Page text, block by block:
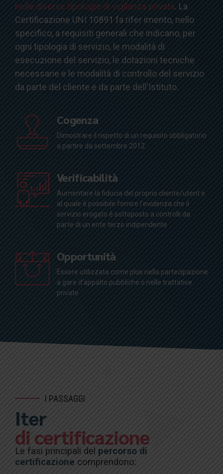
nelle diverse tipologie di vigilanza privata. La
Certificazione UNI 10891 fa rifer imento, nello
specifico, a requisiti generali che indicano, per
ogni tipologia di servizio, le modalità di
esecuzione del servizio, le dotazioni tecniche
necessarie e le modalità di controllo del servizio
da parte del cliente e da parte dell'Istituto.
Cogenza
Dimostrare il rispetto di un requisito obbligatorio
a partire da settembre 2012
Verificabilità
Aumentare la fiducia del proprio cliente/utent e
al quale è possibile fornire l'evidenza che il
servizio erogato è sottoposto a controlli da
parte di un ente terzo indipendente
Opportunità
Essere utilizzata come plus nella partecipazione
a gare d'appalto pubbliche o nelle trattative
private
I PASSAGGI
Iter
di certificazione
Le fasi principali del percorso di
certificazione comprendono: